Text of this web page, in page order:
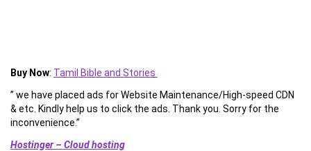
Buy Now: Tamil Bible and Stories
” we have placed ads for Website Maintenance/High-speed CDN
& etc. Kindly help us to click the ads. Thank you. Sorry for the
inconvenience.”
Hostinger – Cloud hosting